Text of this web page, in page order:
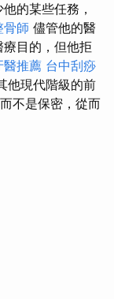
的某些任務，
骨師 儘管他的醫
目的，但他拒
醫推薦 台中刮痧
他現代階級的前
不是保密，從而